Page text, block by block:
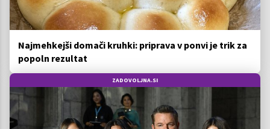
Najmehkejši domači kruhki: priprava v ponvi je trik za
popoln rezultat
ZADOVOLJNA.SI